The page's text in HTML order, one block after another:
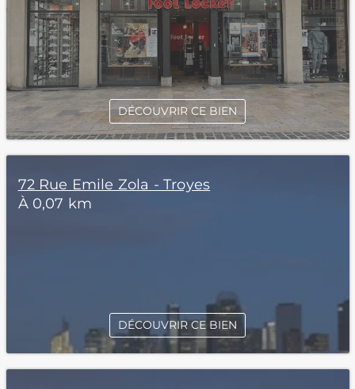
DÉCOUVRIR CE BIEN
72 Rue Emile Zola - Troyes
À 0,07 km
DÉCOUVRIR CE BIEN